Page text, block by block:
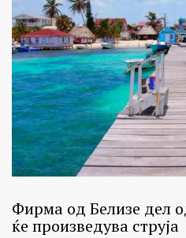
Фирма од Белизе дел
ќе произведува струја